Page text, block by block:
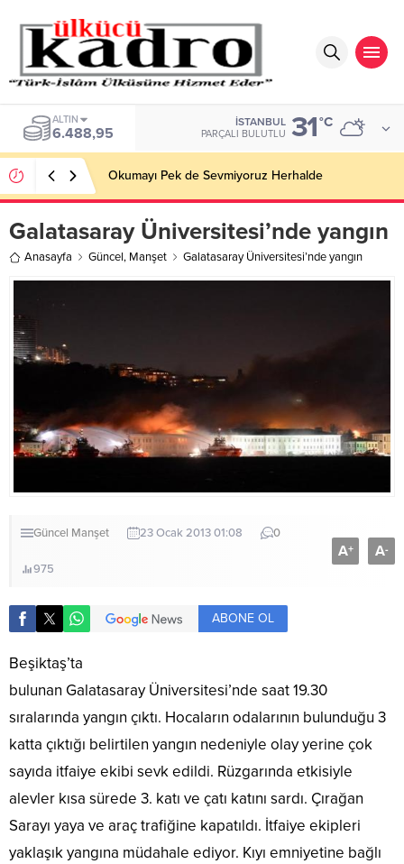
BIST
13.798,82
İSTANBUL
PARÇALI BULUTLU 31°C
Okumayı Pek de Sevmiyoruz Herhalde
Galatasaray Üniversitesi’nde yangın
Anasayfa Güncel, Manşet Galatasaray Üniversitesi’nde yangın
Güncel Manşet 23 Ocak 2013 01:08 0
975
A+ A-
ABONE OL
Beşiktaş’ta
bulunan Galatasaray Üniversitesi’nde saat 19.30
sıralarında yangın çıktı. Hocaların odalarının bulunduğu 3
katta çıktığı belirtilen yangın nedeniyle olay yerine çok
sayıda itfaiye ekibi sevk edildi. Rüzgarında etkisiyle
alevler kısa sürede 3. katı ve çatı katını sardı. Çırağan
Sarayı yaya ve araç trafiğine kapatıldı. İtfaiye ekipleri
yaklaşık yangına müdahale ediyor. Kıyı emniyetine bağlı